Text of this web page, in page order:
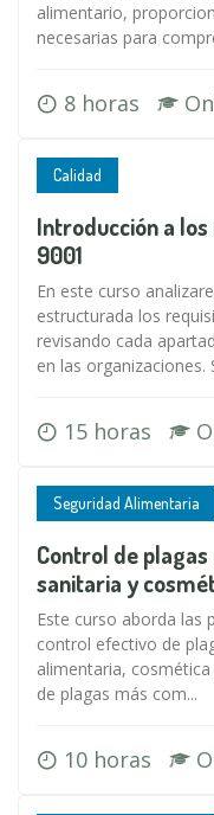
alimentario,
necesarias para
8 horas
Calidad
Introducción a
9001
En este curso
estructurada los
revisando cada
en las organizaciones.
15 horas
Seguridad Alimentaria
Control de
sanitaria y
Este curso aborda las
control efectivo de
alimentaria,
de plagas más com...
10 horas